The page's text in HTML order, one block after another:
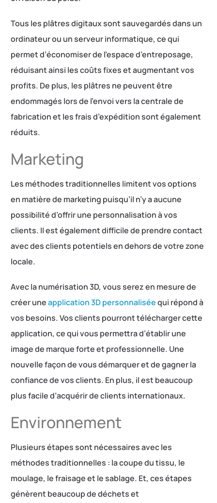
Tous les plâtres digitaux sont sauvegardés dans un
ordinateur ou un serveur informatique, ce qui
permet d’économiser de l’espace d’entreposage,
réduisant ainsi les coûts fixes et augmentant vos
profits. De plus, les plâtres ne peuvent être
endommagés lors de l’envoi vers la centrale de
fabrication et les frais d’expédition sont également
réduits.
Marketing
Les méthodes traditionnelles limitent vos options
en matière de marketing puisqu’il n’y a aucune
possibilité d’offrir une personnalisation à vos
clients. Il est également difficile de prendre contact
avec des clients potentiels en dehors de votre zone
locale.
Avec la numérisation 3D, vous serez en mesure de
créer uneapplication 3D personnaliséequi répond à
vos besoins. Vos clients pourront télécharger cette
application, ce qui vous permettra d’établir une
image de marque forte et professionnelle. Une
nouvelle façon de vous démarquer et de gagner la
confiance de vos clients. En plus, il est beaucoup
plus facile d’acquérir de clients internationaux.
Environnement
Plusieurs étapes sont nécessaires avec les
méthodes traditionnelles : la coupe du tissu, le
moulage, le fraisage et le sablage. Et, ces étapes
génèrent beaucoup de déchets et